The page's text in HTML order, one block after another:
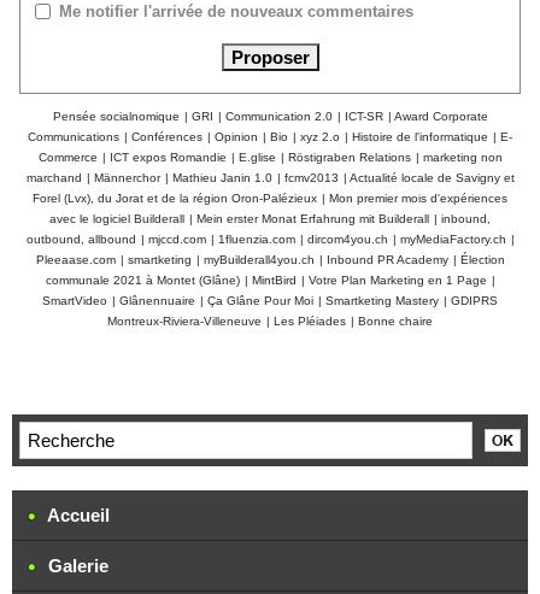
Me notifier l'arrivée de nouveaux commentaires
Pensée socialnomique | GRI | Communication 2.0 | ICT-SR | Award Corporate
Communications | Conférences | Opinion | Bio | xyz 2.o | Histoire de l'informatique | E-
Commerce | ICT expos Romandie | E.glise | Röstigraben Relations | marketing non
marchand | Männerchor | Mathieu Janin 1.0 | fcmv2013 | Actualité locale de Savigny et
Forel (Lvx), du Jorat et de la région Oron-Palézieux | Mon premier mois d'expériences
avec le logiciel Builderall | Mein erster Monat Erfahrung mit Builderall | inbound,
outbound, allbound | mjccd.com | 1fluenzia.com | dircom4you.ch | myMediaFactory.ch |
Pleeaase.com | smartketing | myBuilderall4you.ch | Inbound PR Academy | Élection
communale 2021 à Montet (Glâne) | MintBird | Votre Plan Marketing en 1 Page |
SmartVideo | Glânennuaire | Ça Glâne Pour Moi | Smartketing Mastery | GDIPRS
Montreux-Riviera-Villeneuve | Les Pléiades | Bonne chaire
Accueil
Galerie